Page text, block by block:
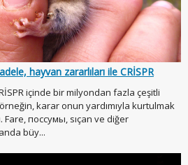
hayvan zararlıları ile CRİSPR
içinde bir milyondan fazla çeşitli
karar onun yardımıyla kurtulmak
Fare, поссумы, sıçan ve diğer
büy...